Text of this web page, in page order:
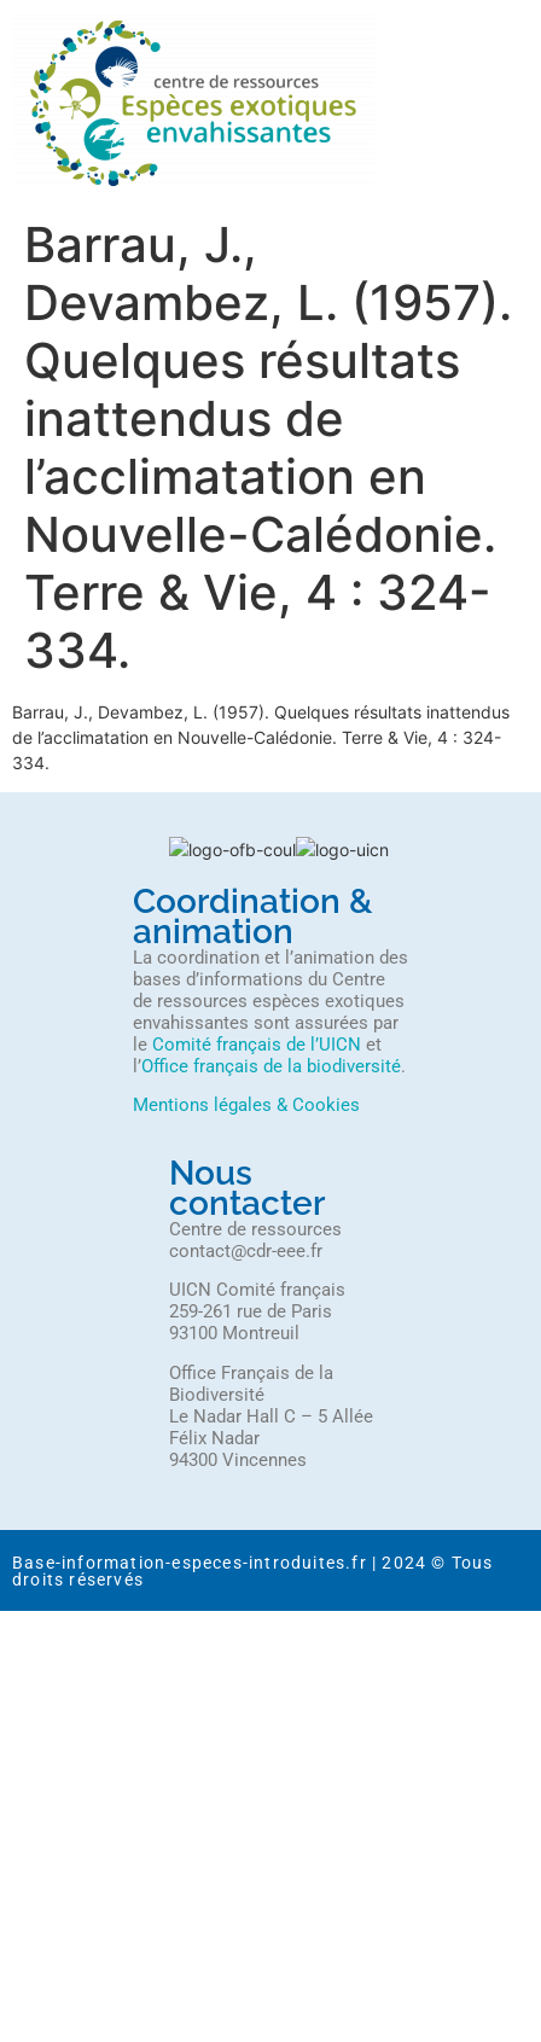
Barrau, J.,
Devambez, L. (1957).
Quelques résultats
inattendus de
l’acclimatation en
Nouvelle-Calédonie.
Terre & Vie, 4 : 324-
334.
Barrau, J., Devambez, L. (1957). Quelques résultats inattendus
de l’acclimatation en Nouvelle-Calédonie. Terre & Vie, 4 : 324-
334.
Coordination &
animation
La coordination et l’animation des
bases d’informations du Centre
de ressources espèces exotiques
envahissantes sont assurées par
le Comité français de l’UICN et
l’Office français de la biodiversité.
Mentions légales & Cookies
Nous
contacter
Centre de ressources
contact@cdr-eee.fr
UICN Comité français
259-261 rue de Paris
93100 Montreuil
Office Français de la
Biodiversité
Le Nadar Hall C – 5 Allée
Félix Nadar
94300 Vincennes
Base-information-especes-introduites.fr | 2024 © Tous
droits réservés